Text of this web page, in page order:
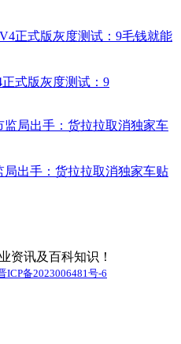
正式版灰度测试：9
局出手：货拉拉取消独家车贴
资讯及百科知识！
ICP备2023006481号-6